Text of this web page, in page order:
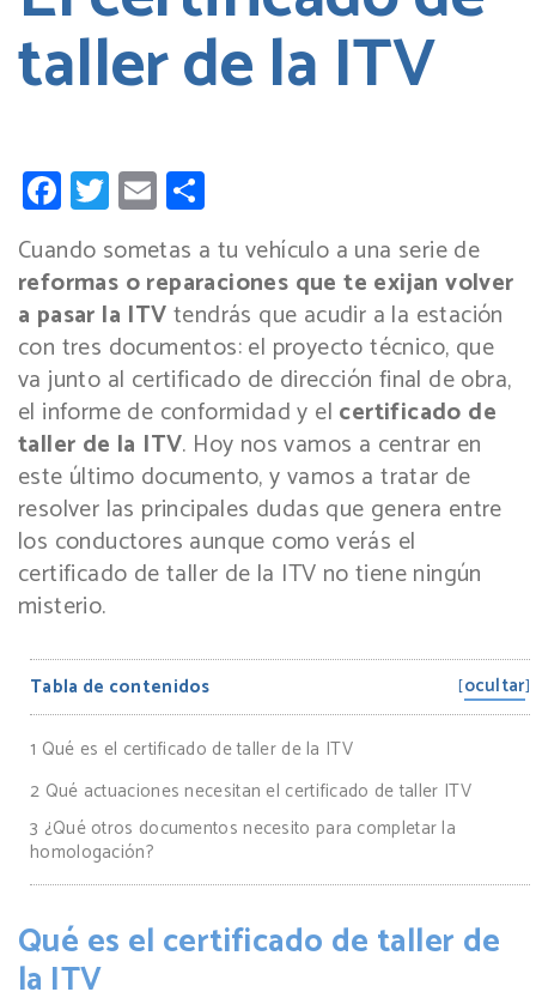
taller de la ITV
Facebook
Twitter
Email
Cuando sometas a tu vehículo a una serie de
reformas o reparaciones que te exijan volver
a pasar la ITVtendrás que acudir a la estación
con tres documentos: el proyecto técnico, que
va junto al certificado de dirección final de obra,
el informe de conformidad y el certificado de
taller de la ITV. Hoy nos vamos a centrar en
este último documento, y vamos a tratar de
resolver las principales dudas que genera entre
los conductores aunque como verás el
certificado de taller de la ITV no tiene ningún
misterio.
Tabla de contenidos [ocultar]
1 Qué es el certificado de taller de la ITV
2 Qué actuaciones necesitan el certificado de taller ITV
3 ¿Qué otros documentos necesito para completar la
homologación?
Qué es el certificado de taller de
la ITV